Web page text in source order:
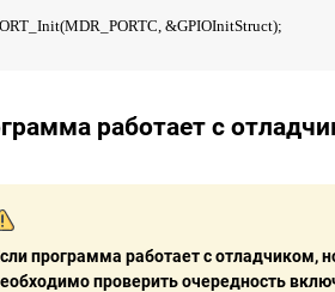
&GPIOInitStruct);
работает с
программа работает с отладчиком,
проверить очередность